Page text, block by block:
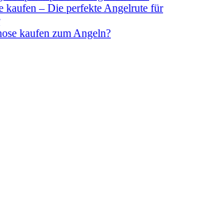
kaufen – Die perfekte Angelrute für
kaufen zum Angeln?